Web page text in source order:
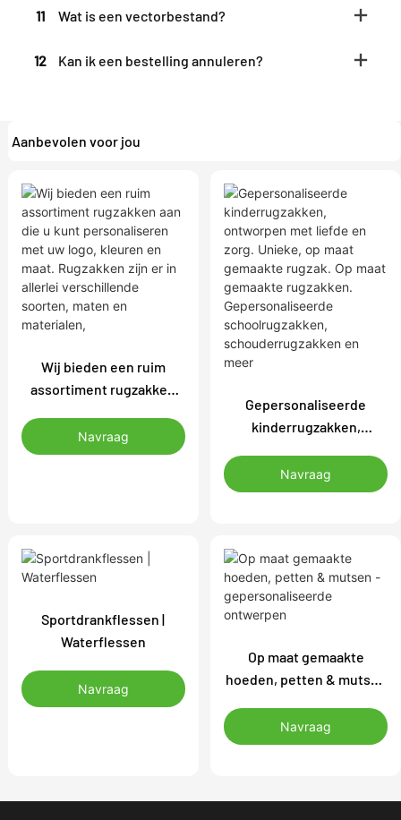
11 Wat is een vectorbestand?
12 Kan ik een bestelling annuleren?
Aanbevolen voor jou
Wij bieden een ruim
assortiment rugzakken
personaliseren met uw
logo, kleuren en maat.
Navraag
Gepersonaliseerde
kinderrugzakken,
zorg. Unieke, op maat
gemaakte rugzak. Op
Gepersonaliseerde
schoolrugzakken,
schouderrugzakken en
Navraag
Sportdrankflessen |
Waterflessen
Navraag
Op maat gemaakte
hoeden, petten & mutsen
ontwerpen
Navraag